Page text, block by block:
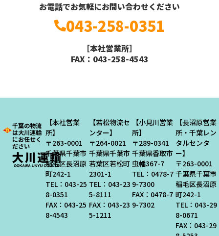
お電話でお気軽にお問い合わせください
043-258-0351
［本社営業所］
FAX：043-258-4543
千葉の物流
は大川運輸
にお任せく
ださい
【本社営業
所】
〒263-0001
千葉県千葉市
稲毛区長沼原
町242-1
TEL：043-25
8-0351
FAX：043-25
8-4543
【若松物流セ
ンター】
〒264-0021
千葉県千葉市
若葉区若松町
2301-1
TEL：043-23
5-8111
FAX：043-23
5-1211
【小見川営業
所】
〒289-0341
千葉県香取市
虫幡367-7
TEL：0478-7
9-7300
FAX：0478-7
9-7302
【長沼原営業
所・千葉レン
タルセンタ
ー】
〒263-0001
千葉県千葉市
稲毛区長沼原
町242-1
TEL：043-29
8-0671
FAX：043-29